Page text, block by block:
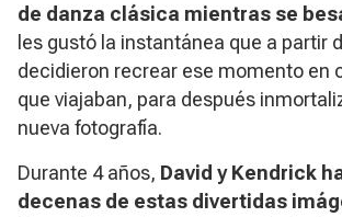
de danza clásica mientras se
les gustó la instantánea que a partir
decidieron recrear ese momento en
que viajaban, para después
nueva fotografía.
Durante 4 años, David y Kendrick
decenas de estas divertidas